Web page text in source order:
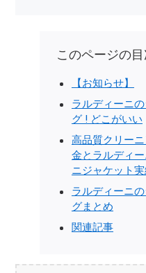
このページの目
【お知らせ】
ラルディーニ
グ ! どこがいい
高品質クリー
金とラルディ
ニジャケット
ラルディーニ
グまとめ
関連記事